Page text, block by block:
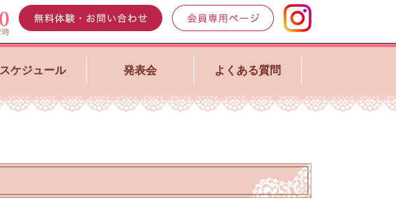
スケジュール 発表会 よくある質問